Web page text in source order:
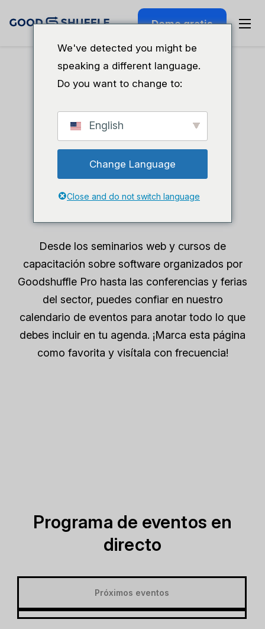
Demo gratis
eventos en vivo
diseñados para
profesionales del
sector
Desde los seminarios web y cursos de
capacitación sobre software organizados por
Goodshuffle Pro hasta las conferencias y ferias
del sector, puedes confiar en nuestro
calendario de eventos para anotar todo lo que
debes incluir en tu agenda. ¡Marca esta página
como favorita y visítala con frecuencia!
Programa de eventos en
directo
Próximos eventos
We've detected you might be
speaking a different language.
Do you want to change to:
English
Change Language
Close and do not switch language